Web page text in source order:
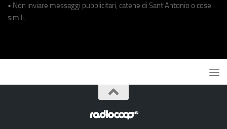
• Non inviare messaggi pubblicitari, catene di Sant'Antonio o cose
simili.